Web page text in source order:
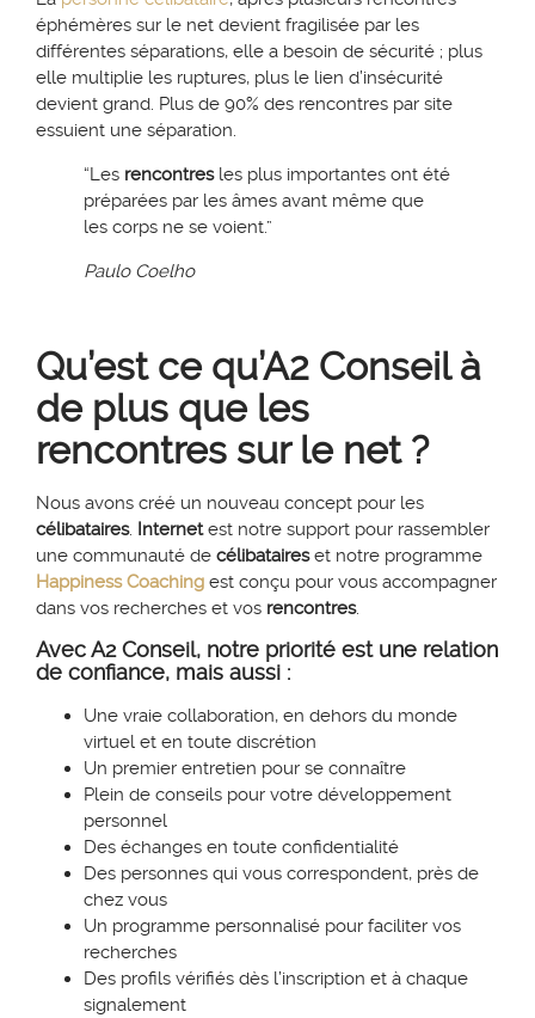
éphémères sur le net devient fragilisée par les
différentes séparations, elle a besoin de sécurité ; plus
elle multiplie les ruptures, plus le lien d’insécurité
devient grand. Plus de 90% des rencontres par site
essuient une séparation.
“Les rencontresles plus importantes ont été
préparées par les âmes avant même que
les corps ne se voient.”
Paulo Coelho
Qu’est ce qu’A2 Conseil à
de plus que les
rencontres sur le net ?
Nous avons créé un nouveau concept pour les
célibataires. Internetest notre support pour rassembler
une communauté de célibataireset notre programme
Happiness Coaching est conçu pour vous accompagner
dans vos recherches et vos rencontres.
Avec A2 Conseil, notre priorité est une relation
de confiance, mais aussi :
Une vraie collaboration, en dehors du monde
virtuel et en toute discrétion
Un premier entretien pour se connaître
Plein de conseils pour votre développement
personnel
Des échanges en toute confidentialité
Des personnes qui vous correspondent, près de
chez vous
Un programme personnalisé pour faciliter vos
recherches
Des profils vérifiés dès l’inscription et à chaque
signalement